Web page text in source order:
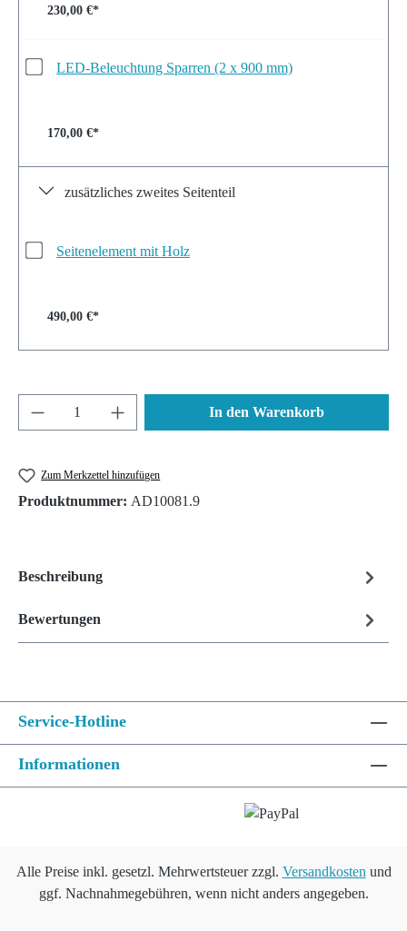
230,00 €*
LED-Beleuchtung Sparren (2 x 900 mm)
170,00 €*
zusätzliches zweites Seitenteil
Seitenelement mit Holz
490,00 €*
Produkt Anzahl: Gib den gewünschten Wert
In den Warenkorb
Zum Merkzettel hinzufügen
Produktnummer: AD10081.9
Beschreibung
Bewertungen
Service-Hotline
Informationen
Alle Preise inkl. gesetzl. Mehrwertsteuer zzgl. Versandkosten und
ggf. Nachnahmegebühren, wenn nicht anders angegeben.